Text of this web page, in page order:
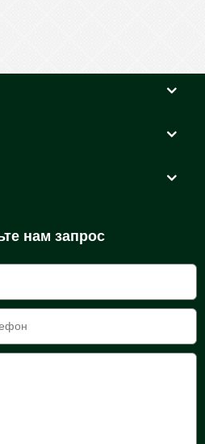
нам запрос